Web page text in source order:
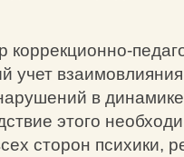
коррекционно-
учет
в
этого
сторон психики,